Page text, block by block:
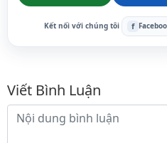
Kết nối với chúng tôi f
Bình luận
Viết Bình Luận
Nội dung bình luận